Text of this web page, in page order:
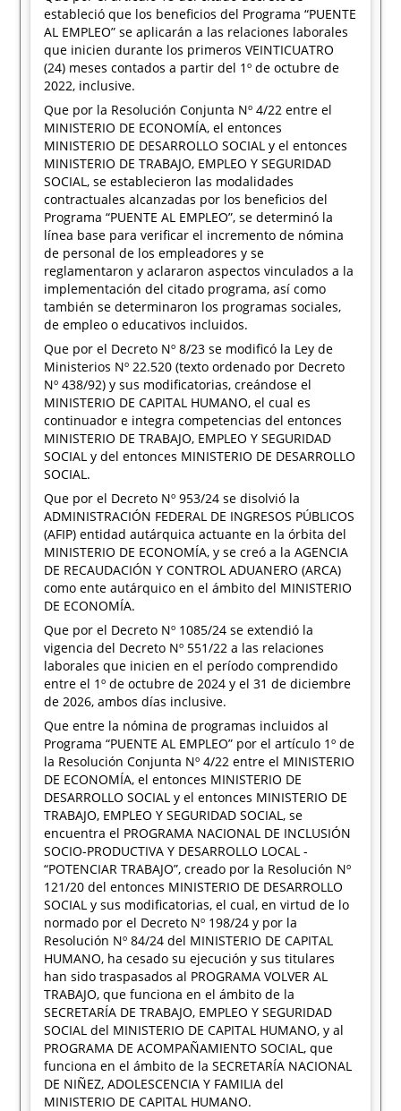
estableció que los beneficios del Programa “PUENTE
AL EMPLEO” se aplicarán a las relaciones laborales
que inicien durante los primeros VEINTICUATRO
(24) meses contados a partir del 1º de octubre de
2022, inclusive.
Que por la Resolución Conjunta Nº 4/22 entre el
MINISTERIO DE ECONOMÍA, el entonces
MINISTERIO DE DESARROLLO SOCIAL y el entonces
MINISTERIO DE TRABAJO, EMPLEO Y SEGURIDAD
SOCIAL, se establecieron las modalidades
contractuales alcanzadas por los beneficios del
Programa “PUENTE AL EMPLEO”, se determinó la
línea base para verificar el incremento de nómina
de personal de los empleadores y se
reglamentaron y aclararon aspectos vinculados a la
implementación del citado programa, así como
también se determinaron los programas sociales,
de empleo o educativos incluidos.
Que por el Decreto Nº 8/23 se modificó la Ley de
Ministerios Nº 22.520 (texto ordenado por Decreto
Nº 438/92) y sus modificatorias, creándose el
MINISTERIO DE CAPITAL HUMANO, el cual es
continuador e integra competencias del entonces
MINISTERIO DE TRABAJO, EMPLEO Y SEGURIDAD
SOCIAL y del entonces MINISTERIO DE DESARROLLO
SOCIAL.
Que por el Decreto Nº 953/24 se disolvió la
ADMINISTRACIÓN FEDERAL DE INGRESOS PÚBLICOS
(AFIP) entidad autárquica actuante en la órbita del
MINISTERIO DE ECONOMÍA, y se creó a la AGENCIA
DE RECAUDACIÓN Y CONTROL ADUANERO (ARCA)
como ente autárquico en el ámbito del MINISTERIO
DE ECONOMÍA.
Que por el Decreto Nº 1085/24 se extendió la
vigencia del Decreto Nº 551/22 a las relaciones
laborales que inicien en el período comprendido
entre el 1º de octubre de 2024 y el 31 de diciembre
de 2026, ambos días inclusive.
Que entre la nómina de programas incluidos al
Programa “PUENTE AL EMPLEO” por el artículo 1º de
la Resolución Conjunta Nº 4/22 entre el MINISTERIO
DE ECONOMÍA, el entonces MINISTERIO DE
DESARROLLO SOCIAL y el entonces MINISTERIO DE
TRABAJO, EMPLEO Y SEGURIDAD SOCIAL, se
encuentra el PROGRAMA NACIONAL DE INCLUSIÓN
SOCIO-PRODUCTIVA Y DESARROLLO LOCAL -
“POTENCIAR TRABAJO”, creado por la Resolución Nº
121/20 del entonces MINISTERIO DE DESARROLLO
SOCIAL y sus modificatorias, el cual, en virtud de lo
normado por el Decreto Nº 198/24 y por la
Resolución Nº 84/24 del MINISTERIO DE CAPITAL
HUMANO, ha cesado su ejecución y sus titulares
han sido traspasados al PROGRAMA VOLVER AL
TRABAJO, que funciona en el ámbito de la
SECRETARÍA DE TRABAJO, EMPLEO Y SEGURIDAD
SOCIAL del MINISTERIO DE CAPITAL HUMANO, y al
PROGRAMA DE ACOMPAÑAMIENTO SOCIAL, que
funciona en el ámbito de la SECRETARÍA NACIONAL
DE NIÑEZ, ADOLESCENCIA Y FAMILIA del
MINISTERIO DE CAPITAL HUMANO.